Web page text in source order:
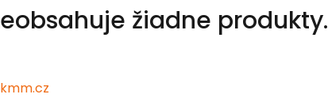
žiadne produkty.